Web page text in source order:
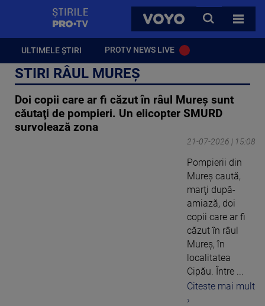
VOYO
CAUTA
TOATE
ULTIMELE ȘTIRI PROTV NEWS LIVE
STIRI RÂUL MUREȘ
Doi copii care ar fi căzut în râul Mureş sunt
căutaţi de pompieri. Un elicopter SMURD
survolează zona
21-07-2026 | 15:08
Pompierii din
Mureş caută,
marţi după-
amiază, doi
copii care ar fi
căzut în râul
Mureş, în
localitatea
Cipău. Între ...
Citeste mai mult
›